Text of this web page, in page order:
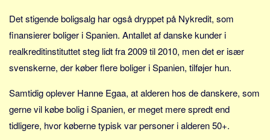
Sverige
Norge
Thailand
Grækenland
USA
Alle
Det stigende boligsalg har også dryppet på Nykredit, som
finansierer boliger i Spanien. Antallet af danske kunder i
realkreditinstituttet steg lidt fra 2009 til 2010, men det er især
svenskerne, der køber flere boliger i Spanien, tilføjer hun.
Samtidig oplever Hanne Egaa, at alderen hos de danskere, som
gerne vil købe bolig i Spanien, er meget mere spredt end
tidligere, hvor køberne typisk var personer i alderen 50+.